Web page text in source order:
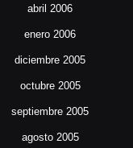
abril 2006
enero 2006
diciembre 2005
octubre 2005
septiembre 2005
agosto 2005